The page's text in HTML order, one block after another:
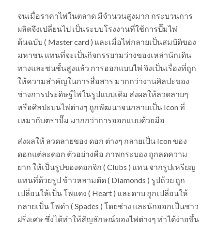
จนเมื่อราคาไพ่ในตลาด มีจำนวนสูงมาก กระบวนการ
ผลิตจึงเปลี่ยนไป เป็นระบบโรงงานที่ใช้การปั๊มไพ่
ต้นฉบับ ( Master card ) และเมื่อไพ่กลายเป็นสมบัติของ
มหาชน แทนที่จะเป็นกิจกรรยามว่างของเหล่านักเดิน
ทางและชนชั้นสูงแล้ว การออกแบบไพ่ จึงเป็นเรื่องที่ถูก
ให้ความสำคัญในการสื่อสาร มากกว่างานศิลปะของ
ช่างการประดิษฐ์ไพ่ในรูปแบบเดิม ส่งผลให้ลวดลายๆ
หรือศิลปะบนไพ่ต่างๆ ถูกพัฒนาจนกลายเป็น Icon ที่
เหมากับตราปั๊ม มากกว่าการออกแบบด้วยมือ
ส่งผลให้ ลวดลายของ ดอก ต่างๆ กลายเป็น Icon ของ
ดอกแต่ละดอก ตัวอย่างคือ ภาพกระบอง ถูกลดความ
ยาก ให้เป็นรูปของดอกจิก ( Clubs ) แทน จากรูปเหรียญ
แทนที่ด้วยรูป ข้าวหลามตัด ( Diamonds ) รูปถ้วย ถูก
เปลี่ยนให้เป็น โพแดง ( Heart ) และดาบ ถูกเปลี่ยนให้
กลายเป็น โพดำ ( Spades ) โดยช่าง และนักออกเป็นชาว
ฝรั่งเศษ ซึ่งได้ทำให้สัญลักษณ์ของไพ่ต่างๆ ทำได้ง่ายขึ้น